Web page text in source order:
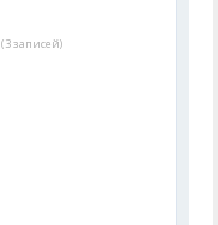
(3 записей)